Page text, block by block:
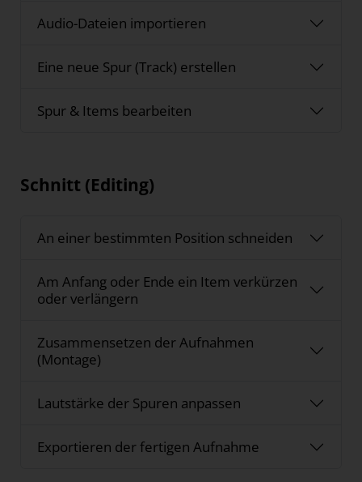
Audio-Dateien importieren
Eine neue Spur (Track) erstellen
Spur & Items bearbeiten
Schnitt (Editing)
An einer bestimmten Position schneiden
Am Anfang oder Ende ein Item verkürzen
oder verlängern
Zusammensetzen der Aufnahmen
(Montage)
Lautstärke der Spuren anpassen
Exportieren der fertigen Aufnahme